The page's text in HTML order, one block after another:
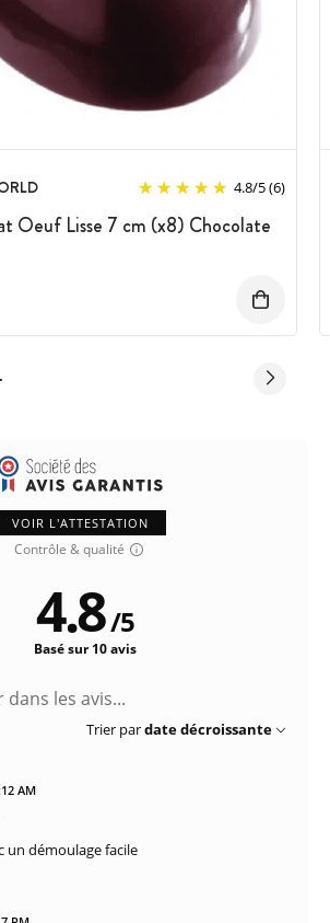
4.8/5(6)
Oeuf Lisse 7 cm (x8) Chocolate
VOIR L'ATTESTATION
Contrôle & qualité
4.8/5
Basé sur 10 avis
Trier pardate décroissante
AM
un démoulage facile